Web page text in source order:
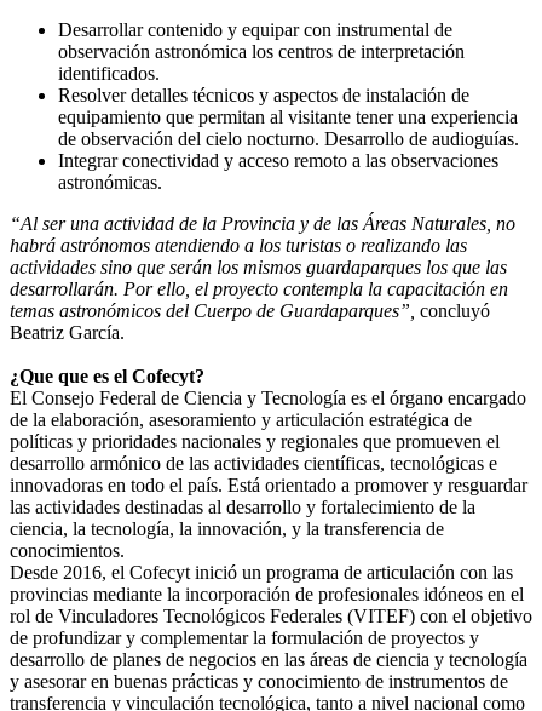
Desarrollar contenido y equipar con instrumental de
observación astronómica los centros de interpretación
identificados.
Resolver detalles técnicos y aspectos de instalación de
equipamiento que permitan al visitante tener una experiencia
de observación del cielo nocturno. Desarrollo de audioguías.
Integrar conectividad y acceso remoto a las observaciones
astronómicas.
“Al ser una actividad de la Provincia y de las Áreas Naturales, no
habrá astrónomos atendiendo a los turistas o realizando las
actividades sino que serán los mismos guardaparques los que las
desarrollarán. Por ello, el proyecto contempla la capacitación en
temas astronómicos del Cuerpo de Guardaparques”, concluyó
Beatriz García.
¿Que que es el Cofecyt?
El Consejo Federal de Ciencia y Tecnología es el órgano encargado
de la elaboración, asesoramiento y articulación estratégica de
políticas y prioridades nacionales y regionales que promueven el
desarrollo armónico de las actividades científicas, tecnológicas e
innovadoras en todo el país. Está orientado a promover y resguardar
las actividades destinadas al desarrollo y fortalecimiento de la
ciencia, la tecnología, la innovación, y la transferencia de
conocimientos.
Desde 2016, el Cofecyt inició un programa de articulación con las
provincias mediante la incorporación de profesionales idóneos en el
rol de Vinculadores Tecnológicos Federales (VITEF) con el objetivo
de profundizar y complementar la formulación de proyectos y
desarrollo de planes de negocios en las áreas de ciencia y tecnología
y asesorar en buenas prácticas y conocimiento de instrumentos de
transferencia y vinculación tecnológica, tanto a nivel nacional como